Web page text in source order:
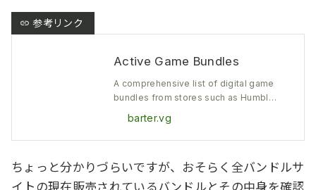
Active Game Bundles
A comprehensive list of digital game
bundles from stores such as Humble, I
ndiegala, Fanatical, Groupees
barter.vg
ちょっと分かりづらいですが、おそらく全バンドルサ